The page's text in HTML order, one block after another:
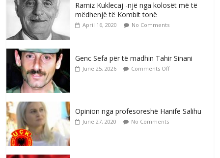
Ramiz Kuklecaj -një nga kolosët më të
mëdhenjë të Kombit tonë
April 16, 2020 No Comments
Genc Sefa për të madhin Tahir Sinani
June 25, 2026 Comments Off
Opinion nga profesoreshë Hanife Salihu
June 27, 2020 No Comments